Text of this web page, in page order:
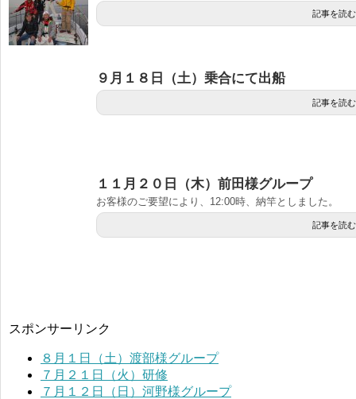
記事を読む
９月１８日（土）乗合にて出船
記事を読む
１１月２０日（木）前田様グループ
お客様のご要望により、12:00時、納竿としました。
記事を読む
スポンサーリンク
８月１日（土）渡部様グループ
７月２１日（火）研修
７月１２日（日）河野様グループ